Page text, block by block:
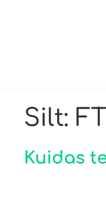
Silt:
Kuidas